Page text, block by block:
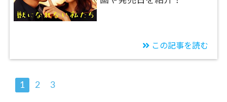
この記事を読む
1 2 3